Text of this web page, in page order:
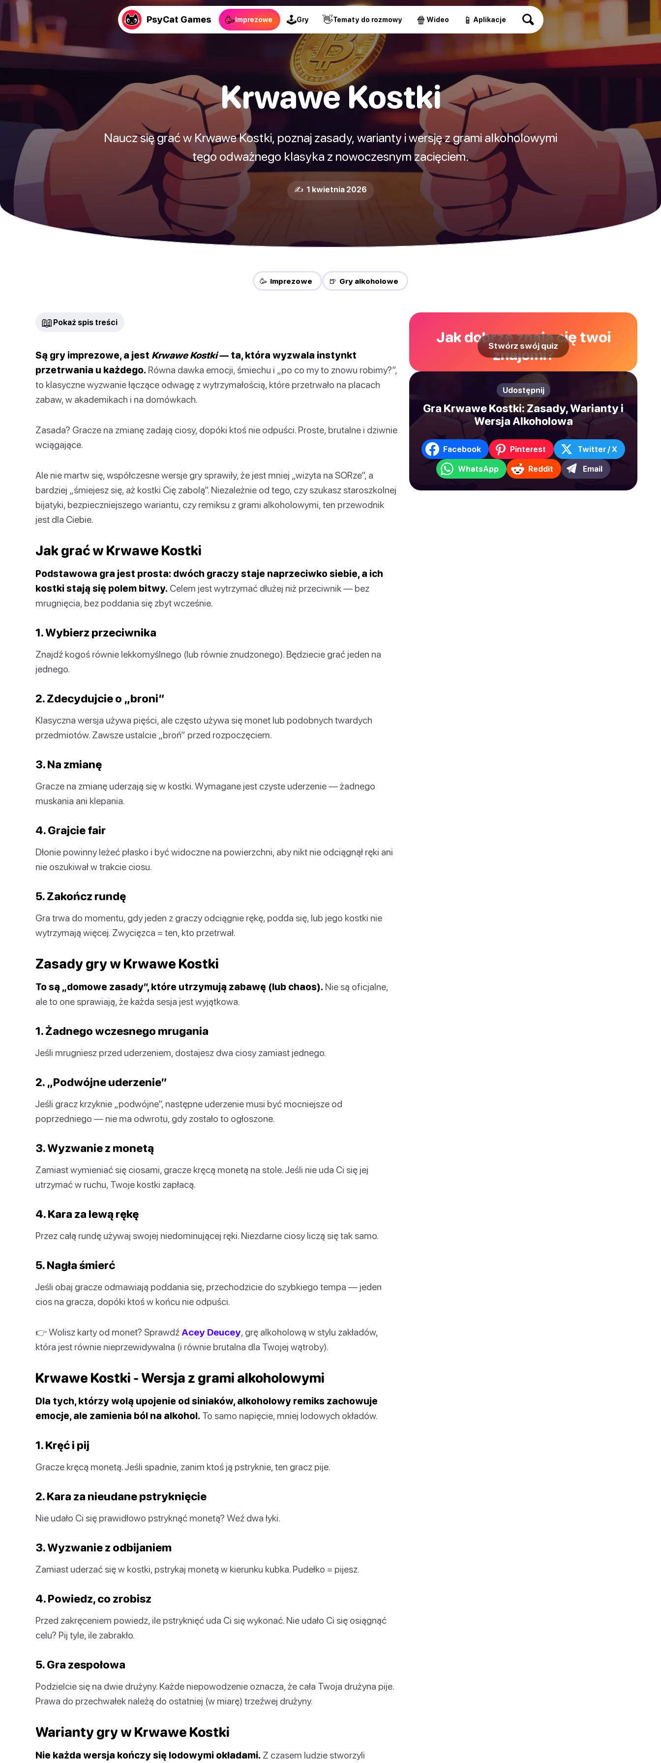
PsyCat Games 🥳Imprezowe 🕹Gry 👋Tematy do rozmowy 🍿 Wideo 📱 Aplikacje
Krwawe Kostki
Naucz się grać w Krwawe Kostki, poznaj zasady, warianty i wersję z grami alkoholowymi
tego odważnego klasyka z nowoczesnym zacięciem.
✍️ 1 kwietnia 2026
🥳 Imprezowe 🍺 Gry alkoholowe
📖 Pokaż spis treści
Są gry imprezowe, a jest Krwawe Kostki— ta, która wyzwala instynkt
przetrwania u każdego. Równa dawka emocji, śmiechu i „po co my to znowu robimy?”,
to klasyczne wyzwanie łączące odwagę z wytrzymałością, które przetrwało na placach
zabaw, w akademikach i na domówkach.
Zasada? Gracze na zmianę zadają ciosy, dopóki ktoś nie odpuści. Proste, brutalne i dziwnie
wciągające.
Ale nie martw się, współczesne wersje gry sprawiły, że jest mniej „wizyta na SORze”, a
bardziej „śmiejesz się, aż kostki Cię zabolą”. Niezależnie od tego, czy szukasz staroszkolnej
bijatyki, bezpieczniejszego wariantu, czy remiksu z grami alkoholowymi, ten przewodnik
jest dla Ciebie.
Jak grać w Krwawe Kostki
Podstawowa gra jest prosta: dwóch graczy staje naprzeciwko siebie, a ich
kostki stają się polem bitwy. Celem jest wytrzymać dłużej niż przeciwnik — bez
mrugnięcia, bez poddania się zbyt wcześnie.
1. Wybierz przeciwnika
Znajdź kogoś równie lekkomyślnego (lub równie znudzonego). Będziecie grać jeden na
jednego.
2. Zdecydujcie o „broni”
Klasyczna wersja używa pięści, ale często używa się monet lub podobnych twardych
przedmiotów. Zawsze ustalcie „broń” przed rozpoczęciem.
3. Na zmianę
Gracze na zmianę uderzają się w kostki. Wymagane jest czyste uderzenie — żadnego
muskania ani klepania.
4. Grajcie fair
Dłonie powinny leżeć płasko i być widoczne na powierzchni, aby nikt nie odciągnął ręki ani
nie oszukiwał w trakcie ciosu.
5. Zakończ rundę
Gra trwa do momentu, gdy jeden z graczy odciągnie rękę, podda się, lub jego kostki nie
wytrzymają więcej. Zwycięzca = ten, kto przetrwał.
Zasady gry w Krwawe Kostki
To są „domowe zasady”, które utrzymują zabawę (lub chaos). Nie są oficjalne,
ale to one sprawiają, że każda sesja jest wyjątkowa.
1. Żadnego wczesnego mrugania
Jeśli mrugniesz przed uderzeniem, dostajesz dwa ciosy zamiast jednego.
2. „Podwójne uderzenie”
Jeśli gracz krzyknie „podwójne”, następne uderzenie musi być mocniejsze od
poprzedniego — nie ma odwrotu, gdy zostało to ogłoszone.
3. Wyzwanie z monetą
Zamiast wymieniać się ciosami, gracze kręcą monetą na stole. Jeśli nie uda Ci się jej
utrzymać w ruchu, Twoje kostki zapłacą.
4. Kara za lewą rękę
Przez całą rundę używaj swojej niedominującej ręki. Niezdarne ciosy liczą się tak samo.
5. Nagła śmierć
Jeśli obaj gracze odmawiają poddania się, przechodzicie do szybkiego tempa — jeden
cios na gracza, dopóki ktoś w końcu nie odpuści.
👉 Wolisz karty od monet? Sprawdź Acey Deucey, grę alkoholową w stylu zakładów,
która jest równie nieprzewidywalna (i równie brutalna dla Twojej wątroby).
Krwawe Kostki - Wersja z grami alkoholowymi
Dla tych, którzy wolą upojenie od siniaków, alkoholowy remiks zachowuje
emocje, ale zamienia ból na alkohol. To samo napięcie, mniej lodowych okładów.
1. Kręć i pij
Gracze kręcą monetą. Jeśli spadnie, zanim ktoś ją pstryknie, ten gracz pije.
2. Kara za nieudane pstryknięcie
Nie udało Ci się prawidłowo pstryknąć monetą? Weź dwa łyki.
3. Wyzwanie z odbijaniem
Zamiast uderzać się w kostki, pstrykaj monetą w kierunku kubka. Pudełko = pijesz.
4. Powiedz, co zrobisz
Przed zakręceniem powiedz, ile pstryknięć uda Ci się wykonać. Nie udało Ci się osiągnąć
celu? Pij tyle, ile zabrakło.
5. Gra zespołowa
Podzielcie się na dwie drużyny. Każde niepowodzenie oznacza, że cała Twoja drużyna pije.
Prawa do przechwałek należą do ostatniej (w miarę) trzeźwej drużyny.
Warianty gry w Krwawe Kostki
Nie każda wersja kończy się lodowymi okładami. Z czasem ludzie stworzyli
Jak dobrze znają cię twoi
znajomi?
Stwórz swój quiz
Udostępnij
Gra Krwawe Kostki: Zasady, Warianty i
Wersja Alkoholowa
Facebook Pinterest Twitter / X
WhatsApp Reddit Email